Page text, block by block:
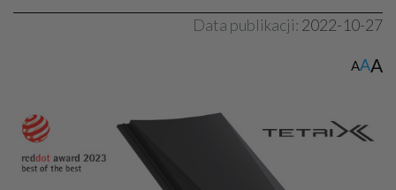
Data publikacji: 2022-10-27
AAA